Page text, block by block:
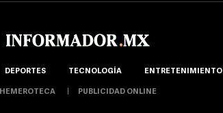
DEPORTES TECNOLOGÍA ENTRETENIMIENTO
HEMEROTECA PUBLICIDAD ONLINE